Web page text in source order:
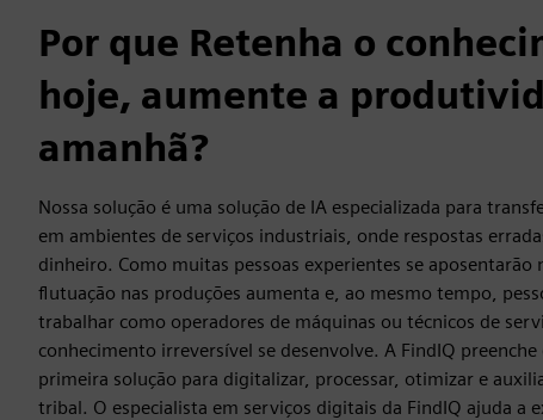
Por que Retenha o
hoje, aumente a
amanhã?
Nossa solução é uma solução de IA especializada para
em ambientes de serviços industriais, onde respostas
dinheiro. Como muitas pessoas experientes se aposentarão
flutuação nas produções aumenta e, ao mesmo tempo,
trabalhar como operadores de máquinas ou técnicos de
conhecimento irreversível se desenvolve. A FindIQ preenche
primeira solução para digitalizar, processar, otimizar e
tribal. O especialista em serviços digitais da FindIQ ajuda a